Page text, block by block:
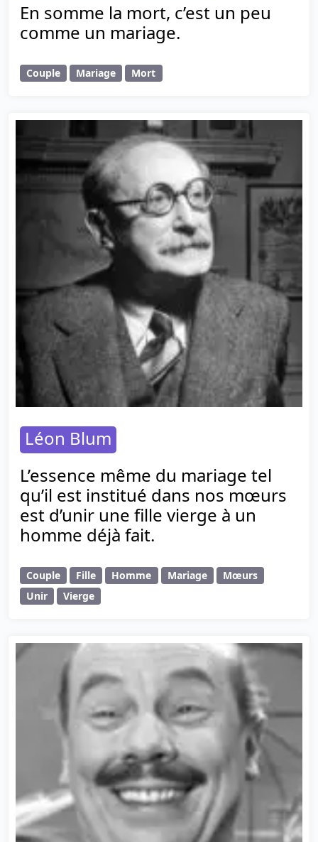
En somme la mort, c’est un peu
comme un mariage.
Couple Mariage Mort
Léon Blum
L’essence même du mariage tel
qu’il est institué dans nos mœurs
est d’unir une fille vierge à un
homme déjà fait.
Couple Fille Homme Mariage
Mœurs
Unir
Vierge